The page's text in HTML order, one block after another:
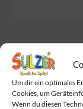
Um dir ein optimales
Cookies, um
Wenn du diesenBaby